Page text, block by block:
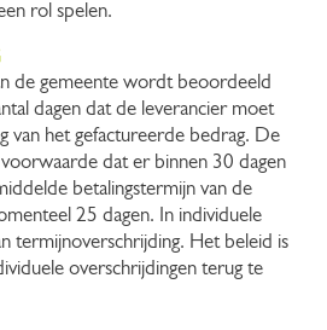
rol spelen.
de gemeente wordt beoordeeld
dagen dat de leverancier moet
van het gefactureerde bedrag. De
dat er binnen 30 dagen
betalingstermijn van de
25 dagen. In individuele
termijnoverschrijding. Het beleid is
overschrijdingen terug te